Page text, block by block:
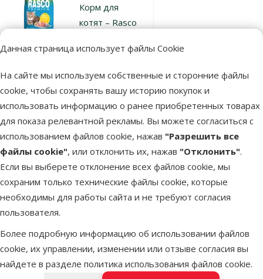
Данная страница использует файлы Cookie
На сайте мы используем собственные и сторонние файлы
cookie, чтобы сохранять вашу историю покупок и
использовать информацию о ранее приобретенных товарах
для показа релевантной рекламы. Вы можете согласиться с
использованием файлов cookie, нажав "Разрешить все
файлы cookie", или отклонить их, нажав "Отклонить".
Если вы выберете отклонение всех файлов cookie, мы
сохраним только технические файлы cookie, которые
необходимы для работы сайта и не требуют согласия
пользователя.
Более подробную информацию об использовании файлов
cookie, их управлении, изменении или отзыве согласия вы
найдете в разделе политика использования файлов cookie.
Корм для
котят – Rasco
Kitten, Chicken
Blueberries, 2
Исходная цена
13,99 €
Цена
10,98 €
Цена за
100 g: 0,6 €
-21 %
TOП цена
💚
Выгодно
🛍️
марка
В наличии